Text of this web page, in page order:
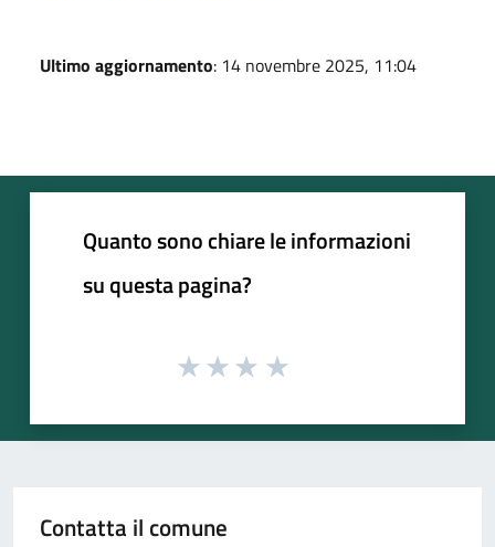
Ultimo aggiornamento: 14 novembre 2025, 11:04
Quanto sono chiare le informazioni
su questa pagina?
Contatta il comune